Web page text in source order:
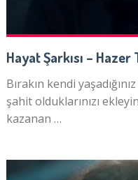
Hayat Şarkısı –
Bırakın kendi
şahit olduklarınızı
kazanan …